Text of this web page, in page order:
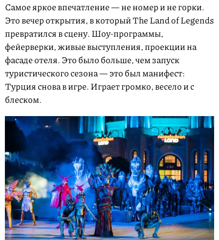
Самое яркое впечатление — не номер и не горки.
Это вечер открытия, в который The Land of Legends
превратился в сцену. Шоу-программы,
фейерверки, живые выступления, проекции на
фасаде отеля. Это было больше, чем запуск
туристического сезона — это был манифест:
Турция снова в игре. Играет громко, весело и с
блеском.